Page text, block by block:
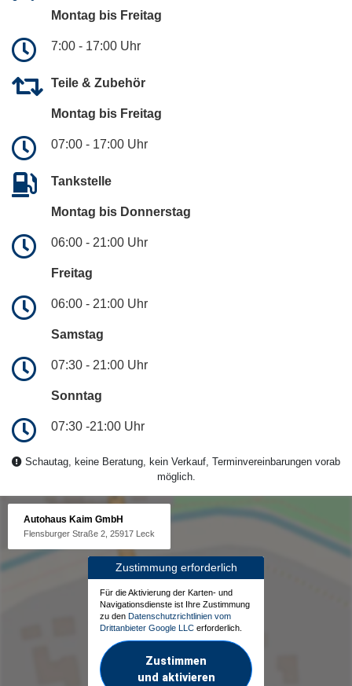
Montag bis Freitag
7:00 - 17:00 Uhr
Teile & Zubehör
Montag bis Freitag
07:00 - 17:00 Uhr
Tankstelle
Montag bis Donnerstag
06:00 - 21:00 Uhr
Freitag
06:00 - 21:00 Uhr
Samstag
07:30 - 21:00 Uhr
Sonntag
07:30 -21:00 Uhr
Schautag, keine Beratung, kein Verkauf, Terminvereinbarungen vorab
möglich.
Autohaus Kaim GmbH
Flensburger Straße 2, 25917 Leck
Zustimmung erforderlich
Für die Aktivierung der Karten- und
Navigationsdienste ist Ihre Zustimmung
zu den Datenschutzrichtlinien vom
Drittanbieter Google LLC erforderlich.
Zustimmen
und aktivieren